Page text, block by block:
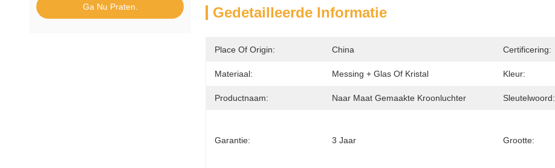
Ga Nu Praten. Gedetailleerde Informatie
Place Of Origin: China Certificering:
Materiaal: Messing + Glas Of Kristal Kleur:
Productnaam: Naar Maat Gemaakte Kroonluchter Sleutelwoord:
Garantie: 3 Jaar Grootte: